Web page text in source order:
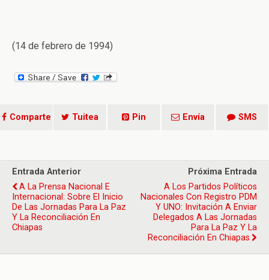
(14 de febrero de 1994)
Comparte Tuitea Pin Envía SMS
Entrada Anterior
A La Prensa Nacional E
Internacional: Sobre El Inicio
De Las Jornadas Para La Paz
Y La Reconciliación En
Chiapas
Próxima Entrada
A Los Partidos Políticos
Nacionales Con Registro PDM
Y UNO: Invitación A Enviar
Delegados A Las Jornadas
Para La Paz Y La
Reconciliación En Chiapas